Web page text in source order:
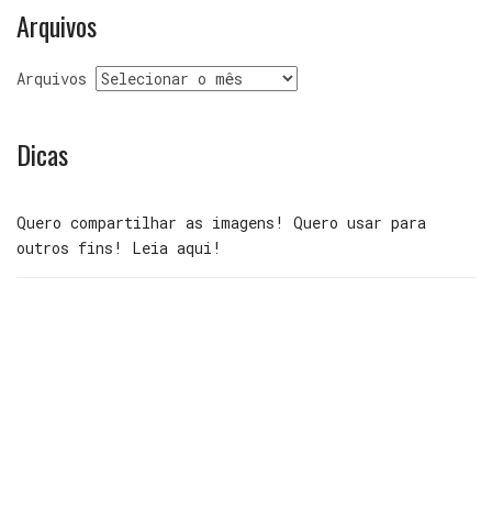
Arquivos
Arquivos
Dicas
Quero compartilhar as imagens! Quero usar para
outros fins! Leia aqui!